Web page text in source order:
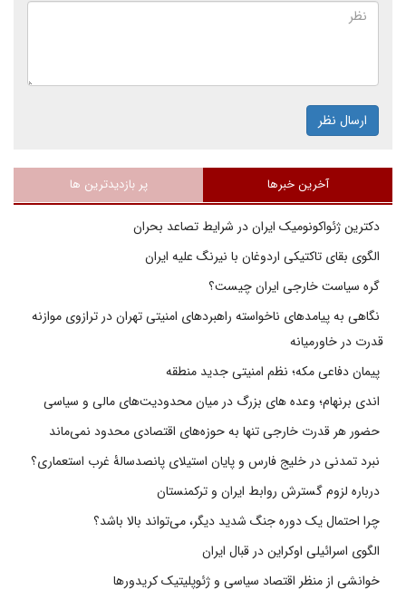
ارسال نظر
آخرین خبرها پر بازدیدترین ها
دکترین ژئواکونومیک ایران در شرایط تصاعد بحران
الگوی بقای تاکتیکی اردوغان با نیرنگ علیه ایران
گره سیاست خارجی ایران چیست؟
نگاهی به پیامدهای ناخواسته راهبردهای امنیتی تهران در ترازوی موازنه
قدرت در خاورمیانه
پیمان دفاعی مکه؛ نظم امنیتی جدید منطقه
اندی برنهام؛ وعده های بزرگ در میان محدودیت‌های مالی و سیاسی
حضور هر قدرت خارجی تنها به حوزه‌های اقتصادی محدود نمی‌ماند
نبرد تمدنی در خلیج فارس و پایان استیلای پانصدسالۀ غرب استعماری؟
درباره لزوم گسترش روابط ایران و ترکمنستان
چرا احتمال یک دوره جنگ شدید دیگر، می‌تواند بالا باشد؟
الگوی اسرائیلی اوکراین در قبال ایران
خوانشی از منظر اقتصاد سیاسی و ژئوپلیتیک کریدورها